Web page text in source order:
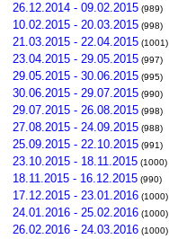
26.12.2014 - 09.02.2015 (989)
10.02.2015 - 20.03.2015 (998)
21.03.2015 - 22.04.2015 (1001)
23.04.2015 - 29.05.2015 (997)
29.05.2015 - 30.06.2015 (995)
30.06.2015 - 29.07.2015 (990)
29.07.2015 - 26.08.2015 (998)
27.08.2015 - 24.09.2015 (988)
25.09.2015 - 22.10.2015 (991)
23.10.2015 - 18.11.2015 (1000)
18.11.2015 - 16.12.2015 (990)
17.12.2015 - 23.01.2016 (1000)
24.01.2016 - 25.02.2016 (1000)
26.02.2016 - 24.03.2016 (1000)